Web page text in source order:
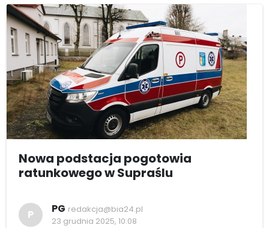
Nowa podstacja pogotowia
ratunkowego w Supraślu
P PG redakcja@bia24.pl
23 grudnia 2025, 10:08